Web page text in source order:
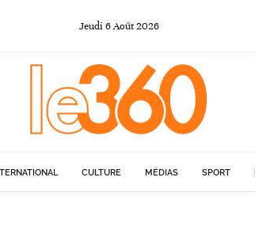
Jeudi 6Août 2026
CULTURE MÉDIAS SPORT